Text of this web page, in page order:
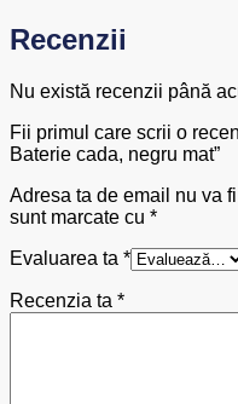
Recenzii
Nu există recenzii până
Fii primul care scrii o
Baterie cada, negru mat”
Adresa ta de email nu va
sunt marcate cu *
Evaluarea ta *
Recenzia ta *